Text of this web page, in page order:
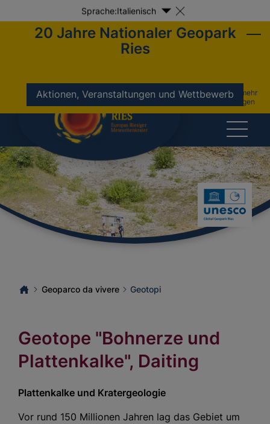
Sprache:Italienisch
20 Jahre Nationaler Geopark
Ries
Aktionen, Veranstaltungen und Wettbewerbnicht mehr
anzeigen
Geotopi
Geoparco da vivere
Geotope "Bohnerze und
Plattenkalke", Daiting
Plattenkalke und Kratergeologie
Vor rund 150 Millionen Jahren lag das Gebiet um